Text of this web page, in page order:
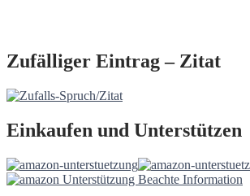
Zufälliger Eintrag – Zitat
Einkaufen und Unterstützen